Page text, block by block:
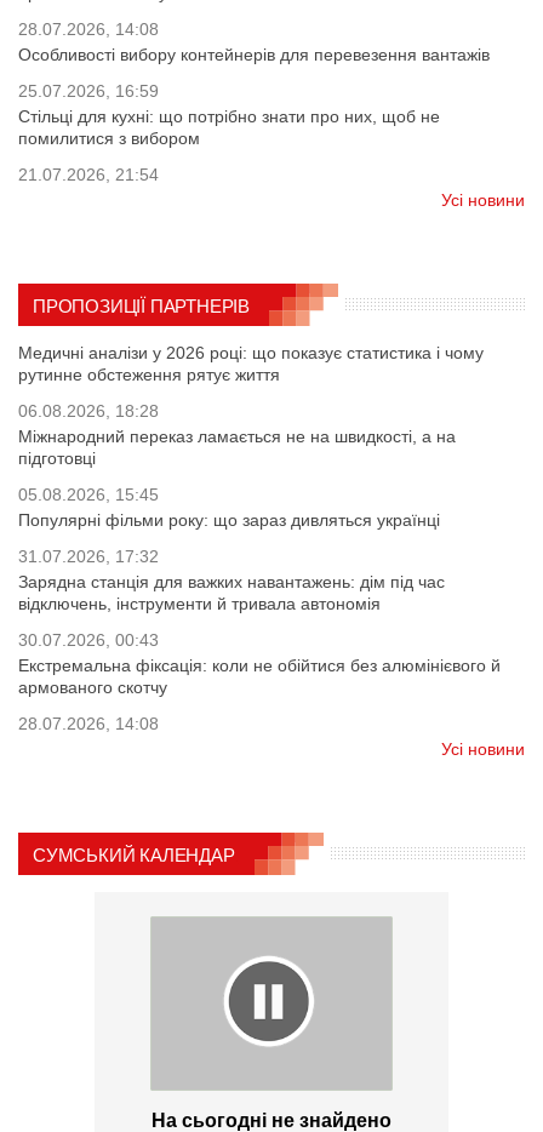
28.07.2026, 14:08
Особливості вибору контейнерів для перевезення вантажів
25.07.2026, 16:59
Стільці для кухні: що потрібно знати про них, щоб не
помилитися з вибором
21.07.2026, 21:54
Усі новини
ПРОПОЗИЦІЇ ПАРТНЕРІВ
Медичні аналізи у 2026 році: що показує статистика і чому
рутинне обстеження рятує життя
06.08.2026, 18:28
Міжнародний переказ ламається не на швидкості, а на
підготовці
05.08.2026, 15:45
Популярні фільми року: що зараз дивляться українці
31.07.2026, 17:32
Зарядна станція для важких навантажень: дім під час
відключень, інструменти й тривала автономія
30.07.2026, 00:43
Екстремальна фіксація: коли не обійтися без алюмінієвого й
армованого скотчу
28.07.2026, 14:08
Усі новини
СУМСЬКИЙ КАЛЕНДАР
На сьогодні не знайдено